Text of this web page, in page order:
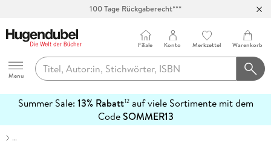
100 Tage Rückgaberecht***
Hugendubel
Menu
Filiale Konto Merkzettel Warenkorb
Summer Sale: 13% Rabatt12auf viele Sortimente mit dem
CodeSOMMER13
erfahren
…